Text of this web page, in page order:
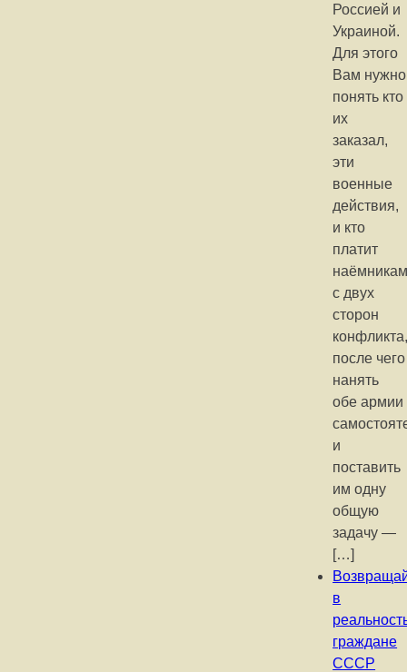
Россией и
Украиной.
Для этого
Вам нужно
понять кто
их
заказал,
эти
военные
действия,
и кто
платит
с двух
сторон
после чего
нанять
обе армии
и
поставить
им одну
общую
задачу —
[…]
в
граждане
СССР